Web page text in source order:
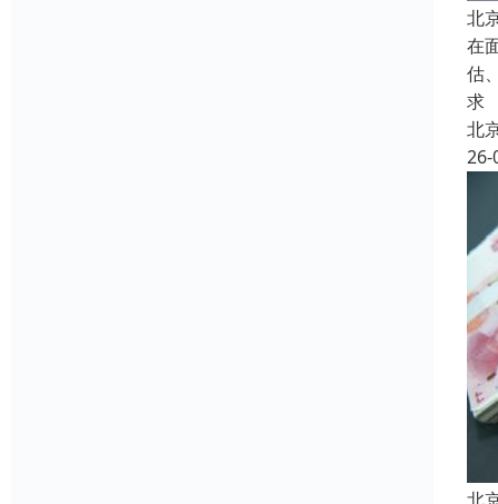
北
在
估
求
北
26-